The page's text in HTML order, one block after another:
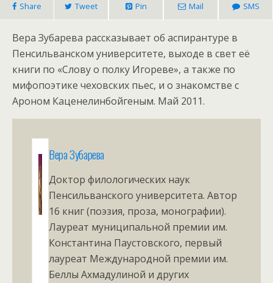
Share Tweet Pin Mail SMS
Вера Зубарева рассказывает об аспирантуре в
Пенсильванском университете, выходе в свет её
книги по «Слову о полку Игореве», а также по
мифопоэтике чеховских пьес, и о знакомстве с
Ароном Каценелинбойгеным. Май 2011.
Вера Зубарева
Доктор филологических наук
Пенсильванского университета. Автор
16 книг (поэзия, проза, монографии).
Лауреат муниципальной премии им.
Константина Паустовского, первый
лауреат Международной премии им.
Беллы Ахмадулиной и других